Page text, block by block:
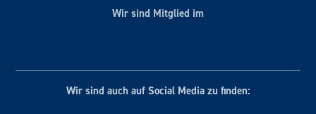
Wir sind Mitglied im
Wir sind auch auf Social Media zu finden: